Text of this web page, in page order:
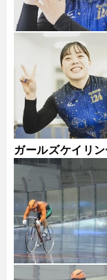
ガールズケイリ